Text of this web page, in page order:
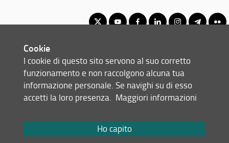
© Copyright 2012-2026 Università degli Studi di Firenze UNIFI
P.IVA/Cod.Fis 01279680480
Largo Brambilla, 3 - 50134 Firenze (FI)
Email:scuola(AT)sc-saluteumana.unifi.it
Cookie
I cookie di questo sito servono al suo corretto
funzionamento e non raccolgono alcuna tua
informazione personale. Se navighi su di esso
accetti la loro presenza. Maggiori informazioni
Ho capito